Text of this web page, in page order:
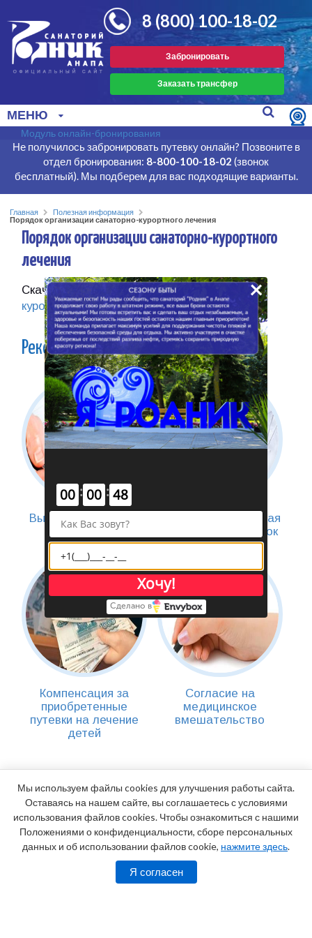
Забронировать
Заказать трансфер
8 (800) 100-18-02
МЕНЮ
Модуль онлайн-бронирования
Не получилось забронировать путевку онлайн? Позвоните в
отдел бронирования: 8-800-100-18-02 (звонок
бесплатный). Мы подберем для вас подходящие варианты.
Главная
Полезная информация
Порядок организации санаторно-курортного лечения
Порядок организации санаторно-курортного
лечения
Скачать
«Порядок организации санаторно-
курортного лечения».
Рекомендуем
Вычет за курортное
лечение
Санаторно-курортная
карта (СКК), порядок
оформления
Компенсация за
приобретенные
путевки на лечение
детей
Cогласие на
медицинское
вмешательство
Мы используем файлы cookies для улучшения работы сайта.
Оставаясь на нашем сайте, вы соглашаетесь с условиями
использования файлов cookies. Чтобы ознакомиться с нашими
Положениями о конфиденциальности, сборе персональных
данных и об использовании файлов cookie, нажмите здесь.
Я согласен
×
00 : 00 : 48
Хочу!
Сделано в